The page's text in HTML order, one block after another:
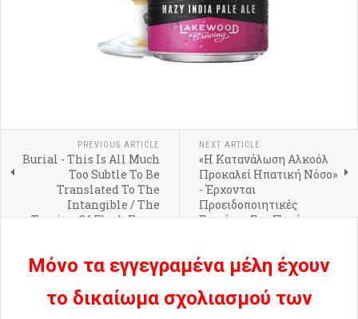
PREVIOUS ARTICLE
Burial - This Is All Much
Too Subtle To Be
Translated To The
Intangible / The
Tearing Of Flesh From
Compromised World
NEXT ARTICLE
«Η Κατανάλωση Αλκοόλ
Προκαλεί Ηπατική Νόσο»
- Έρχονται
Προειδοποιητικές
Ετικέτες Στα Ποτά
Μόνο τα εγγεγραμένα μέλη έχουν
το δικαίωμα σχολιασμού των